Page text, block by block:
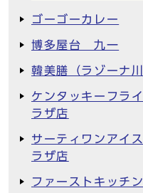
ゴーゴーカレー
博多屋台 九一
韓美膳（ラゾーナ
ケンタッキーフラ
ラザ店
サーティワンアイ
ラザ店
ファーストキッチ